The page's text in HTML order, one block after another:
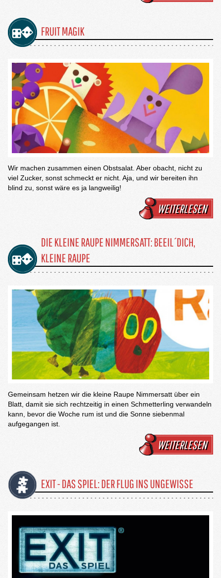
FRUIT MAGIK
Wir machen zusammen einen Obstsalat. Aber obacht, nicht zu
viel Zucker, sonst schmeckt er nicht. Aja, und wir bereiten ihn
blind zu, sonst wäre es ja langweilig!
WEITERLESEN
DIE KLEINE RAUPE NIMMERSATT: BEEIL´DICH,
KLEINE RAUPE
Gemeinsam hetzen wir die kleine Raupe Nimmersatt über ein
Blatt, damit sie sich rechtzeitig in einen Schmetterling verwandeln
kann, bevor die Woche rum ist und die Sonne siebenmal
aufgegangen ist.
WEITERLESEN
EXIT - DAS SPIEL: DER FLUG INS UNGEWISSE